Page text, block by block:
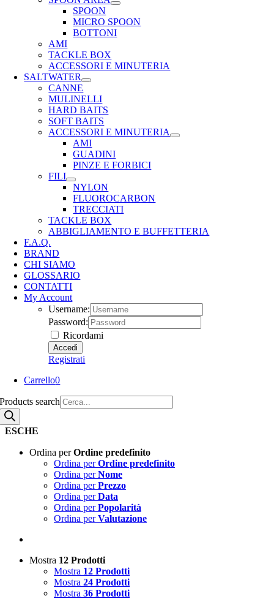
SPOON
MICRO SPOON
BOTTONI
AMI
TACKLE BOX
ACCESSORI E MINUTERIA
SALTWATER
CANNE
MULINELLI
HARD BAITS
SOFT BAITS
ACCESSORI E MINUTERIA
AMI
GUADINI
PINZE E FORBICI
FILI
NYLON
FLUOROCARBON
TRECCIATI
TACKLE BOX
ABBIGLIAMENTO E BUFFETTERIA
F.A.Q.
BRAND
CHI SIAMO
GLOSSARIO
CONTATTI
My Account
Username:
Password:
Ricordami
Registrati
Carrello0
Products search
ESCHE
Ordina perOrdine predefinito
Ordina perOrdine predefinito
Ordina perNome
Ordina perPrezzo
Ordina perData
Ordina perPopolarità
Ordina perValutazione
Mostra 12 Prodotti
Mostra 12 Prodotti
Mostra 24 Prodotti
Mostra 36 Prodotti